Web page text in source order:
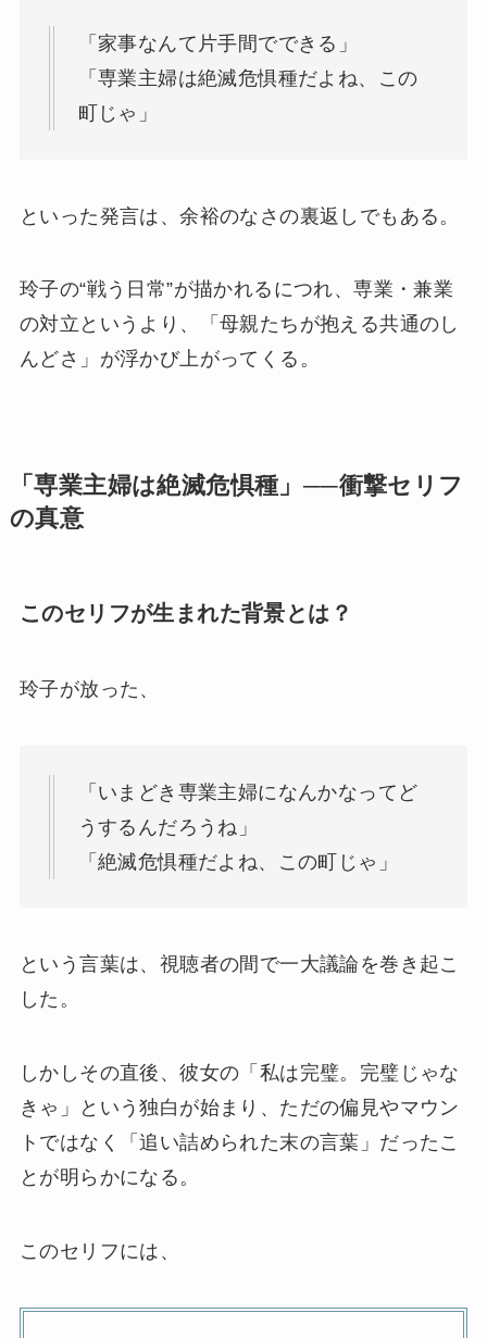
「家事なんて片手間でできる」
「専業主婦は絶滅危惧種だよね、この
町じゃ」
といった発言は、余裕のなさの裏返しでもある。
玲子の“戦う日常”が描かれるにつれ、専業・兼業
の対立というより、「母親たちが抱える共通のし
んどさ」が浮かび上がってくる。
「専業主婦は絶滅危惧種」──衝撃セリフ
の真意
このセリフが生まれた背景とは？
玲子が放った、
「いまどき専業主婦になんかなってど
うするんだろうね」
「絶滅危惧種だよね、この町じゃ」
という言葉は、視聴者の間で一大議論を巻き起こ
した。
しかしその直後、彼女の「私は完璧。完璧じゃな
きゃ」という独白が始まり、ただの偏見やマウン
トではなく「追い詰められた末の言葉」だったこ
とが明らかになる。
このセリフには、